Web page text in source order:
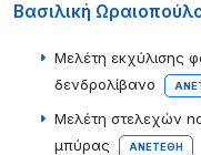
Βασιλική
Μελέτη εκχύλισης
δενδρολίβανο
Μελέτη στελεχών
μπύρας
ΑΝΕΤΈΘΗ